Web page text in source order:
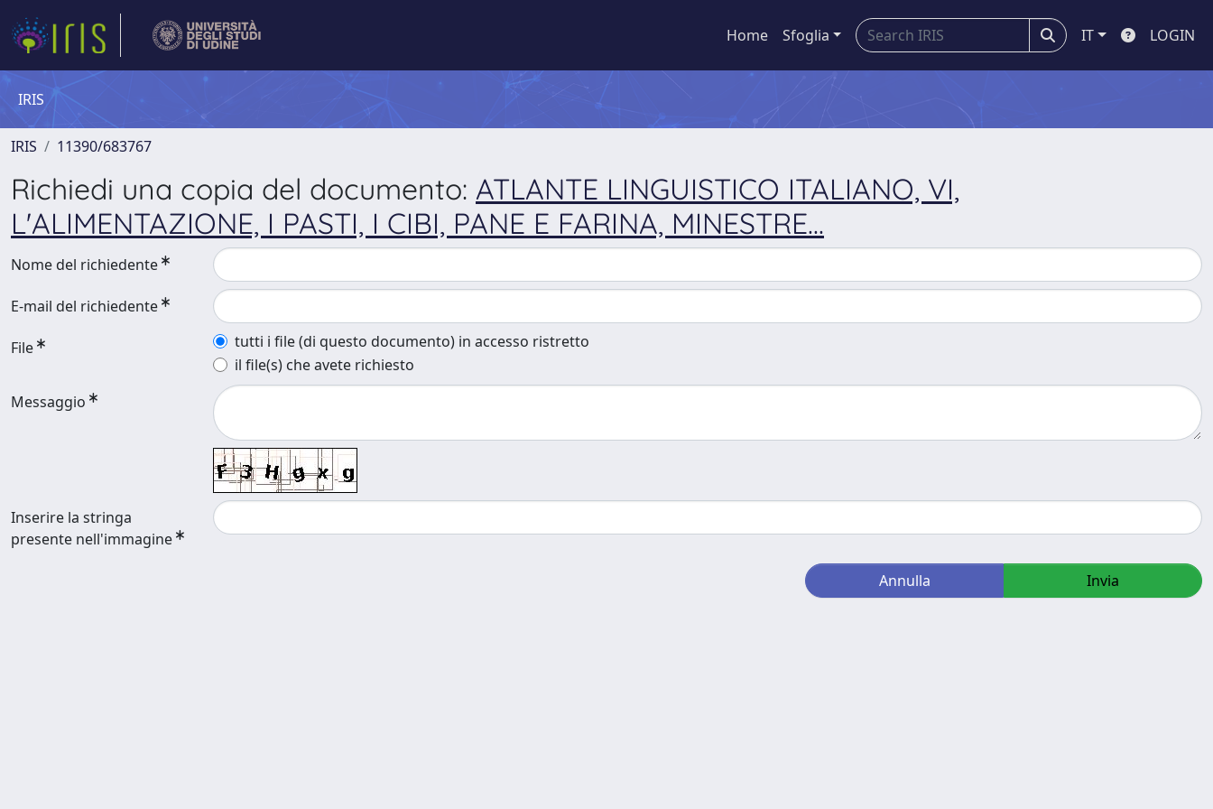
Home Sfoglia IT LOGIN
IRIS
IRIS 11390/683767
Richiedi una copia del documento: ATLANTE LINGUISTICO ITALIANO, VI,
L'ALIMENTAZIONE, I PASTI, I CIBI, PANE E FARINA, MINESTRE...
Nome del richiedente
E-mail del richiedente
File
tutti i file (di questo documento) in accesso ristretto
il file(s) che avete richiesto
Messaggio
Inserire la stringa
presente nell'immagine
Annulla Invia